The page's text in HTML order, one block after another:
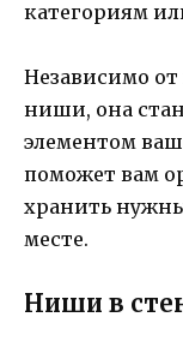
категориям
Независимо
ниши, она
элементом
поможет вам
хранить
месте.
Ниши в